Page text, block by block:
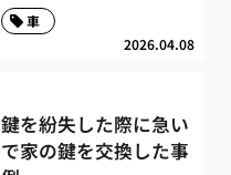
2026.04.08
車
鍵を紛失した際に急い
で家の鍵を交換した事